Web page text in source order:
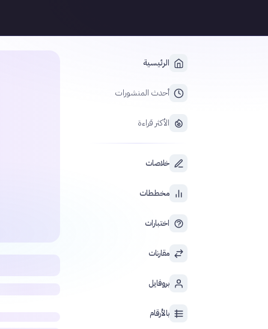
الرئيسية
أحدث المنشورات
الأكثر قراءة
خلاصات
مخططات
اختبارات
مقارنات
بروفايل
بالأرقام